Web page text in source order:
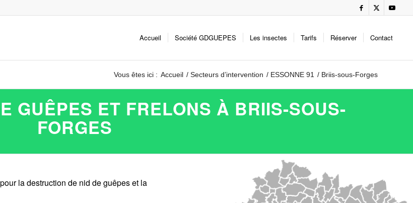
Accueil Société GDGUEPES Les insectes Tarifs Réserver Contact
Vous êtes ici : Accueil / Secteurs d’intervention / ESSONNE 91 / Briis-sous-Forges
GUÊPES ET FRELONS À BRIIS-SOUS-
FORGES
pour la destruction de nid de guêpes et la